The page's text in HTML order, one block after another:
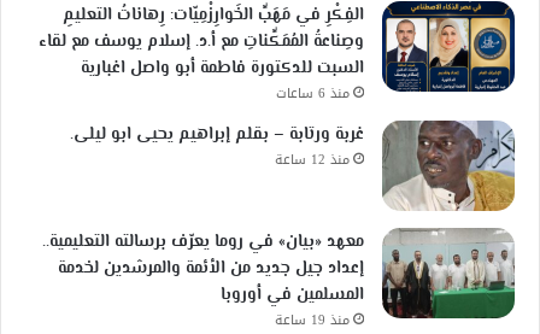
الفِكْرِ في مَهَبِّ الخَوارِزْمِيّات: رِهاناتُ التعليمِ
وصِناعةُ المُمَكِّناتِ مع أ.د. إسلام يوسف مع لقاء
السبت للدكتورة فاطمة أبو واصل اغبارية
منذ 6 ساعات
غربة ورتابة – بقلم إبراهيم يحيى ابو ليلى.
منذ 12 ساعة
معهد «بيان» في روما يعرّف برسالته التعليمية..
إعداد جيل جديد من الأئمة والمرشدين لخدمة
المسلمين في أوروبا
منذ 19 ساعة